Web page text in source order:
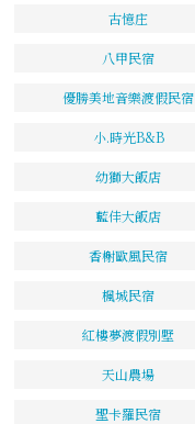
古憶庄
八甲民宿
優勝美地音樂渡假民宿
小.時光B&B
幼獅大飯店
藍佳大飯店
香榭歐風民宿
楓城民宿
紅樓夢渡假別墅
天山農場
聖卡羅民宿